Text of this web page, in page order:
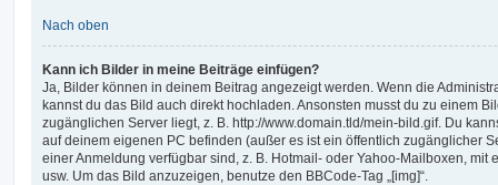
Nach oben
Kann ich Bilder in meine Beiträge einfügen?
Ja, Bilder können in deinem Beitrag angezeigt werden. Wenn die
kannst du das Bild auch direkt hochladen. Ansonsten musst du zu einem
zugänglichen Server liegt, z. B. http://www.domain.tld/mein-bild.gif. Du
auf deinem eigenen PC befinden (außer es ist ein öffentlich zugänglicher
einer Anmeldung verfügbar sind, z. B. Hotmail- oder Yahoo-Mailboxen, mit
usw. Um das Bild anzuzeigen, benutze den BBCode-Tag „[img]“.